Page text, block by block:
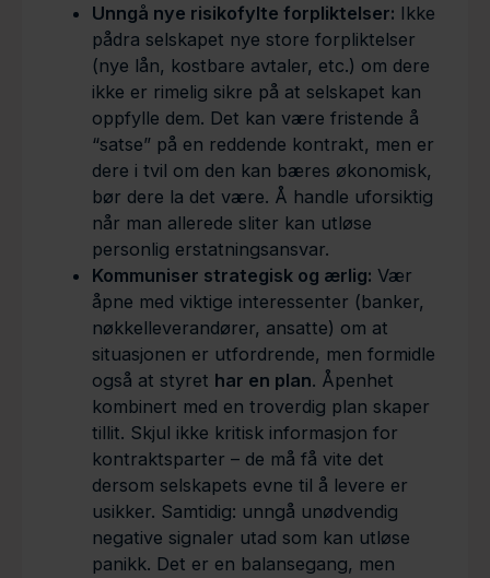
Unngå nye risikofylte forpliktelser: Ikke
pådra selskapet nye store forpliktelser
(nye lån, kostbare avtaler, etc.) om dere
ikke er rimelig sikre på at selskapet kan
oppfylle dem. Det kan være fristende å
“satse” på en reddende kontrakt, men er
dere i tvil om den kan bæres økonomisk,
bør dere la det være. Å handle uforsiktig
når man allerede sliter kan utløse
personlig erstatningsansvar.
Kommuniser strategisk og ærlig: Vær
åpne med viktige interessenter (banker,
nøkkelleverandører, ansatte) om at
situasjonen er utfordrende, men formidle
også at styret har en plan. Åpenhet
kombinert med en troverdig plan skaper
tillit. Skjul ikke kritisk informasjon for
kontraktsparter – de må få vite det
dersom selskapets evne til å levere er
usikker. Samtidig: unngå unødvendig
negative signaler utad som kan utløse
panikk. Det er en balansegang, men